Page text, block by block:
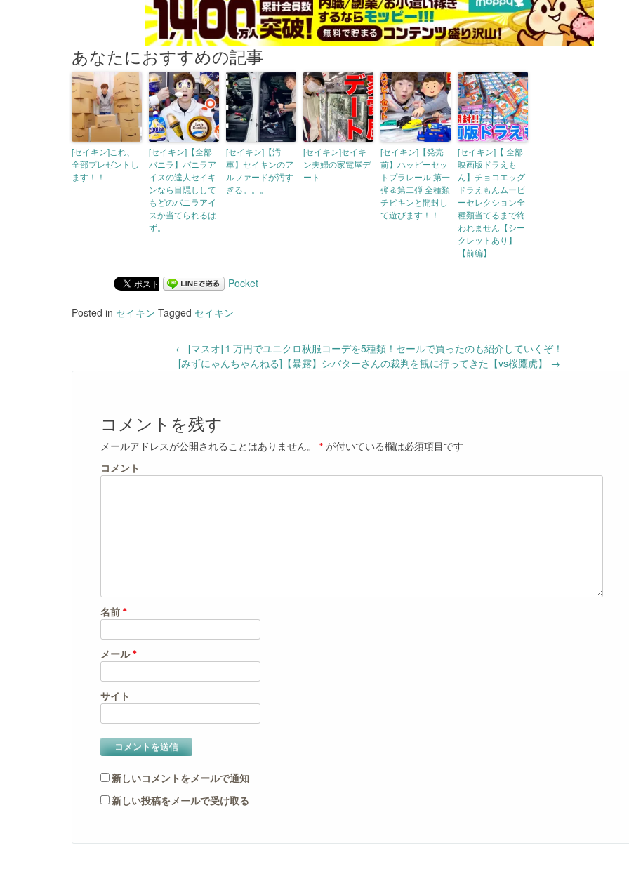
あなたにおすすめの記事
[セイキン]これ、
全部プレゼントし
ます！！
[セイキン]【全部
バニラ】バニラア
イスの達人セイキ
ンなら目隠しして
もどのバニラアイ
スか当てられるは
ず。
[セイキン]【汚
車】セイキンのア
ルファードが汚す
ぎる。。。
[セイキン]セイキ
ン夫婦の家電屋デ
ート
[セイキン]【発売
前】ハッピーセッ
トプラレール 第一
弾＆第二弾 全種類
チビキンと開封し
て遊びます！！
[セイキン]【 全部
映画版ドラえも
ん】チョコエッグ
ドラえもんムービ
ーセレクション全
種類当てるまで終
われません【シー
クレットあり】
【前編】
Pocket
Posted in セイキン Tagged セイキン
navigation
← [マスオ]１万円でユニクロ秋服コーデを5種類！セールで買ったのも紹介していくぞ！
[みずにゃんちゃんねる]【暴露】シバターさんの裁判を観に行ってきた【vs桜鷹虎】
→
コメントを残す
メールアドレスが公開されることはありません。 * が付いている欄は必須項目です
コメント
名前 *
メール*
サイト
新しいコメントをメールで通知
新しい投稿をメールで受け取る